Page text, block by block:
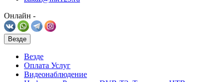
Онлайн -
Везде
Везде
Оплата Услуг
Видеонаблюдение